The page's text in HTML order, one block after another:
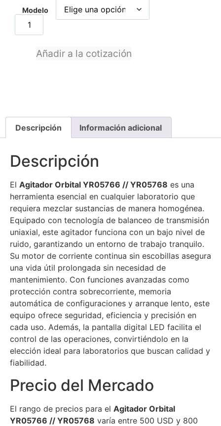
Modelo
Añadir a la cotización
Descripción Información adicional
Descripción
El Agitador Orbital YR05766 // YR05768 es una
herramienta esencial en cualquier laboratorio que
requiera mezclar sustancias de manera homogénea.
Equipado con tecnología de balanceo de transmisión
uniaxial, este agitador funciona con un bajo nivel de
ruido, garantizando un entorno de trabajo tranquilo.
Su motor de corriente continua sin escobillas asegura
una vida útil prolongada sin necesidad de
mantenimiento. Con funciones avanzadas como
protección contra sobrecorriente, memoria
automática de configuraciones y arranque lento, este
equipo ofrece seguridad, eficiencia y precisión en
cada uso. Además, la pantalla digital LED facilita el
control de las operaciones, convirtiéndolo en la
elección ideal para laboratorios que buscan calidad y
fiabilidad.
Precio del Mercado
El rango de precios para el Agitador Orbital
YR05766 // YR05768 varía entre 500 USD y 800